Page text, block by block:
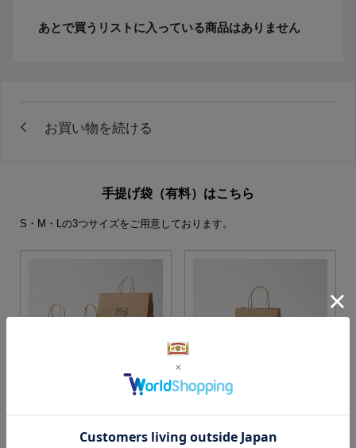
あとで買うリストに入っている商品はありません
手提げ袋（有料）はこちら
S・M・Lの3つサイズをご用意しております。